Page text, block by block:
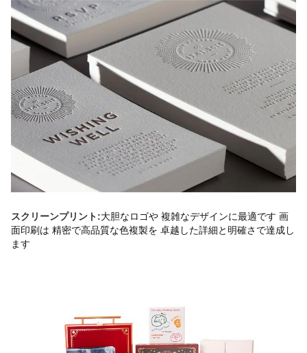
スクリーンプリント:大胆なロゴや 複雑なデザインに最適です 画
面印刷は 精密で高品質な色複製を 卓越した詳細と明確さで達成し
ます